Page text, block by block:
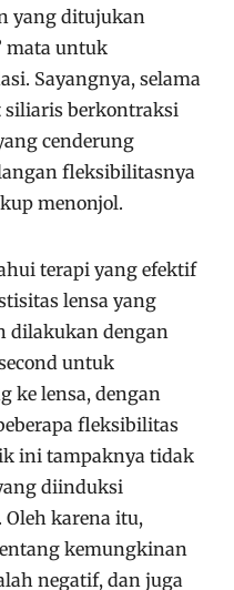
yang ditujukan
mata untuk
Sayangnya, selama
siliaris berkontraksi
cenderung
fleksibilitasnya
menonjol.
terapi yang efektif
lensa yang
dilakukan dengan
untuk
ke lensa, dengan
fleksibilitas
ini tampaknya tidak
diinduksi
karena itu,
kemungkinan
negatif, dan juga